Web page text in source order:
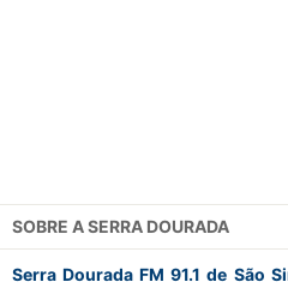
SOBRE ASERRA DOURADA
Serra Dourada FM 91.1 de São